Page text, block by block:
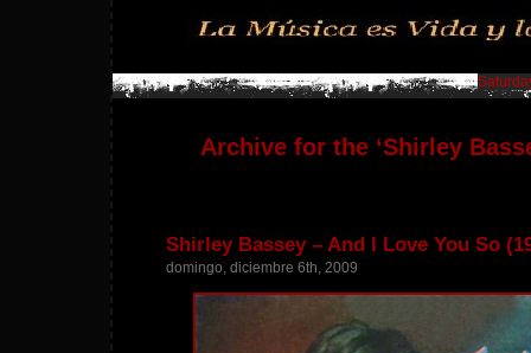
Archive for the ‘Shirley
Shirley Bassey – And I Love You So
domingo, diciembre 6th, 2009